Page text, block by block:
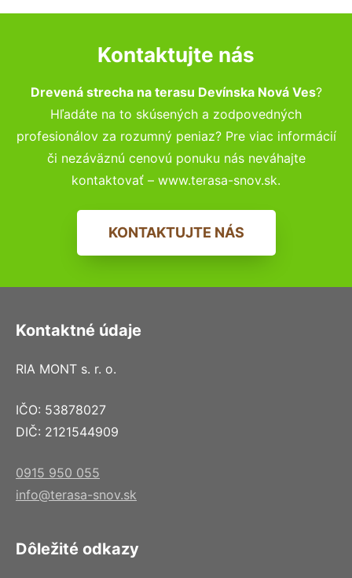
Kontaktujte nás
Drevená strecha na terasu Devínska Nová Ves?
Hľadáte na to skúsených a zodpovedných
profesionálov za rozumný peniaz? Pre viac informácií
či nezáväznú cenovú ponuku nás neváhajte
kontaktovať – www.terasa-snov.sk.
KONTAKTUJTE NÁS
Kontaktné údaje
RIA MONT s. r. o.
IČO: 53878027
DIČ: 2121544909
0915 950 055
info@terasa-snov.sk
Dôležité odkazy